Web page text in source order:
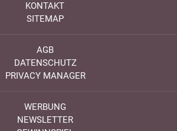
KONTAKT
SITEMAP
AGB
DATENSCHUTZ
PRIVACY MANAGER
WERBUNG
NEWSLETTER